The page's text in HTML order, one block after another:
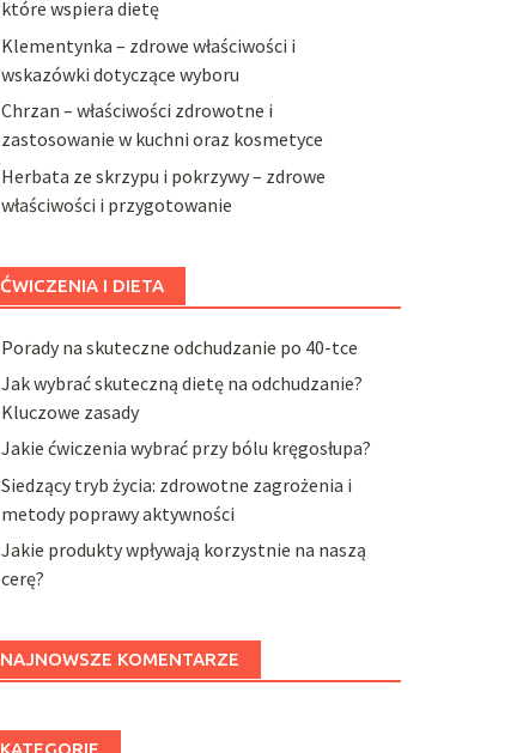
które wspiera dietę
Klementynka – zdrowe właściwości i
wskazówki dotyczące wyboru
Chrzan – właściwości zdrowotne i
zastosowanie w kuchni oraz kosmetyce
Herbata ze skrzypu i pokrzywy – zdrowe
właściwości i przygotowanie
ĆWICZENIA I DIETA
Porady na skuteczne odchudzanie po 40-tce
Jak wybrać skuteczną dietę na odchudzanie?
Kluczowe zasady
Jakie ćwiczenia wybrać przy bólu kręgosłupa?
Siedzący tryb życia: zdrowotne zagrożenia i
metody poprawy aktywności
Jakie produkty wpływają korzystnie na naszą
cerę?
NAJNOWSZE KOMENTARZE